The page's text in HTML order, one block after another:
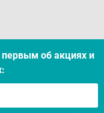
первым об акцияx и